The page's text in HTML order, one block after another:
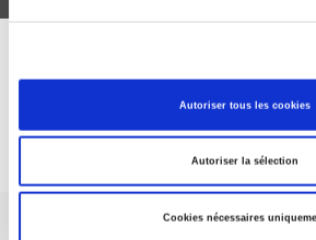
Autoriser tous les cookies
Autoriser la sélection
Cookies nécessaires
DISCOVER OUR
Subscribe today